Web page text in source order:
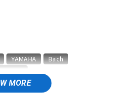
パーカッション
MORE
YAMAHA
Bach
Alexander Karavaev